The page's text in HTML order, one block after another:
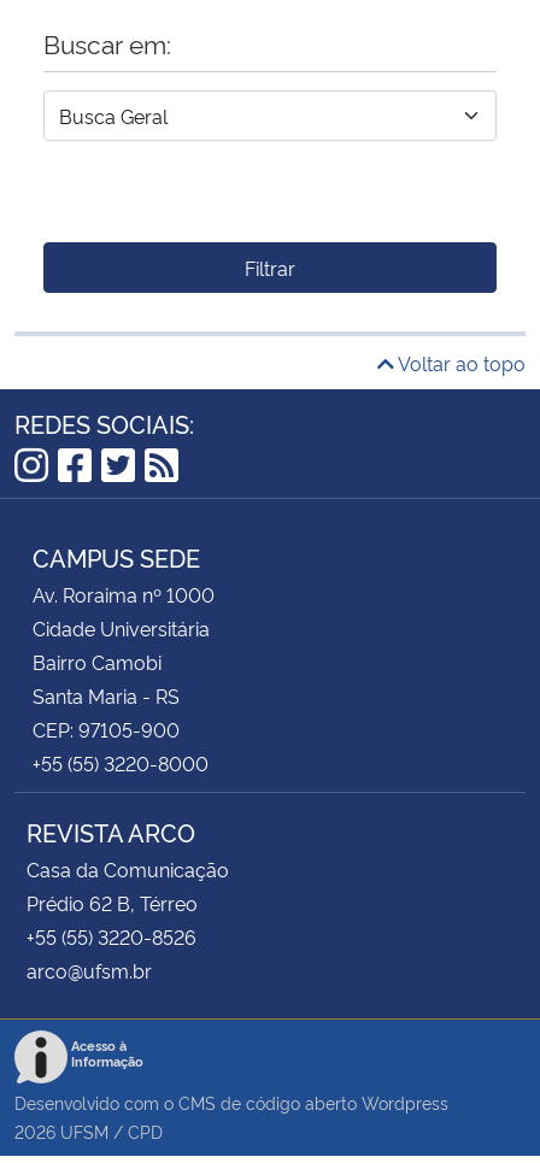
Buscar em:
Filtrar
Voltar ao topo
REDES SOCIAIS:
Instagram
Facebook
Twitter
RSS
CAMPUS SEDE
Av. Roraima nº 1000
Cidade Universitária
Bairro Camobi
Santa Maria - RS
CEP: 97105-900
+55 (55) 3220-8000
REVISTA ARCO
Casa da Comunicação
Prédio 62 B, Térreo
+55 (55) 3220-8526
arco@ufsm.br
Acesso à
Informação
Desenvolvido com o CMS de código aberto Wordpress
2026 UFSM / CPD